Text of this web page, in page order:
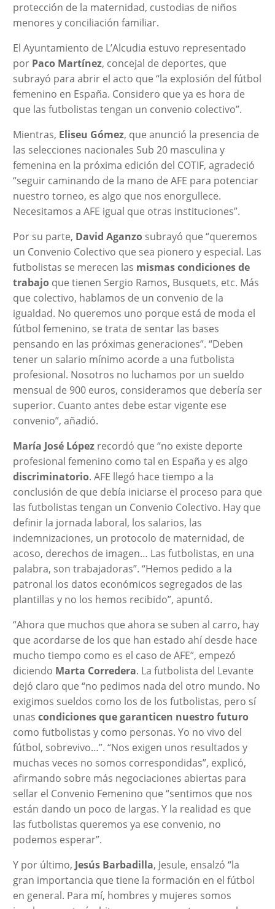
protección de la maternidad, custodias de niños
menores y conciliación familiar.
El Ayuntamiento de L’Alcudia estuvo representado
por Paco Martínez, concejal de deportes, que
subrayó para abrir el acto que “la explosión del fútbol
femenino en España. Considero que ya es hora de
que las futbolistas tengan un convenio colectivo”.
Mientras, Eliseu Gómez, que anunció la presencia de
las selecciones nacionales Sub 20 masculina y
femenina en la próxima edición del COTIF, agradeció
“seguir caminando de la mano de AFE para potenciar
nuestro torneo, es algo que nos enorgullece.
Necesitamos a AFE igual que otras instituciones”.
Por su parte, David Aganzosubrayó que “queremos
un Convenio Colectivo que sea pionero y especial. Las
futbolistas se merecen las mismas condiciones de
trabajoque tienen Sergio Ramos, Busquets, etc. Más
que colectivo, hablamos de un convenio de la
igualdad. No queremos uno porque está de moda el
fútbol femenino, se trata de sentar las bases
pensando en las próximas generaciones”. “Deben
tener un salario mínimo acorde a una futbolista
profesional. Nosotros no luchamos por un sueldo
mensual de 900 euros, consideramos que debería ser
superior. Cuanto antes debe estar vigente ese
convenio”, añadió.
María José Lópezrecordó que “no existe deporte
profesional femenino como tal en España y es algo
discriminatorio. AFE llegó hace tiempo a la
conclusión de que debía iniciarse el proceso para que
las futbolistas tengan un Convenio Colectivo. Hay que
definir la jornada laboral, los salarios, las
indemnizaciones, un protocolo de maternidad, de
acoso, derechos de imagen… Las futbolistas, en una
palabra, son trabajadoras”. “Hemos pedido a la
patronal los datos económicos segregados de las
plantillas y no los hemos recibido”, apuntó.
“Ahora que muchos que ahora se suben al carro, hay
que acordarse de los que han estado ahí desde hace
mucho tiempo como es el caso de AFE”, empezó
diciendo Marta Corredera. La futbolista del Levante
dejó claro que “no pedimos nada del otro mundo. No
exigimos sueldos como los de los futbolistas, pero sí
unas condiciones que garanticen nuestro futuro
como futbolistas y como personas. Yo no vivo del
fútbol, sobrevivo…”. “Nos exigen unos resultados y
muchas veces no somos correspondidas”, explicó,
afirmando sobre más negociaciones abiertas para
sellar el Convenio Femenino que “sentimos que nos
están dando un poco de largas. Y la realidad es que
las futbolistas queremos ya ese convenio, no
podemos esperar”.
Y por último, Jesús Barbadilla, Jesule, ensalzó “la
gran importancia que tiene la formación en el fútbol
en general. Para mí, hombres y mujeres somos